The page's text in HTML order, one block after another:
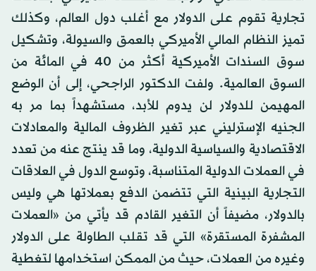
تجارية تقوم على الدولار مع أغلب دول العالم، وكذلك
تميز النظام المالي الأميركي بالعمق والسيولة، وتشكيل
سوق السندات الأميركية أكثر من 40 في المائة من
السوق العالمية. ولفت الدكتور الراجحي، إلى أن الوضع
المهيمن للدولار لن يدوم للأبد، مستشهداً بما مر به
الجنيه الإسترليني عبر تغير الظروف المالية والمعادلات
الاقتصادية والسياسية الدولية، وما قد ينتج عنه من تعدد
في العملات الدولية المتناسبة، وتوسع الدول في العلاقات
التجارية البينية التي تتضمن الدفع بعملاتها هي وليس
بالدولار، مضيفاً أن التغير القادم قد يأتي من «العملات
المشفرة المستقرة» التي قد تقلب الطاولة على الدولار
وغيره من العملات، حيث من الممكن استخدامها لتغطية